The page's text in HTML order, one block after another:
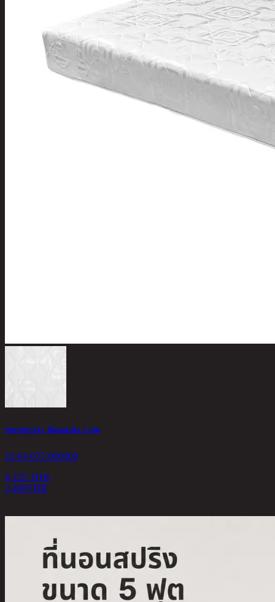
PROMO/105, ที่นอนสปริง 3.5ฟุต
22-03-072-000009
6,225 THB
2,490THB